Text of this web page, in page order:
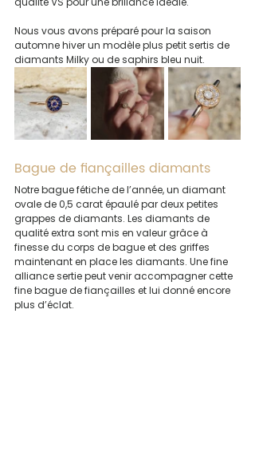
Nous vous avons préparé pour la saison
automne hiver un modèle plus petit sertis de
diamants Milky ou de saphirs bleu nuit.
Bague de fiançailles diamants
Notre bague fétiche de l’année, un diamant
ovale de 0,5 carat épaulé par deux petites
grappes de diamants. Les diamants de
qualité extra sont mis en valeur grâce à
finesse du corps de bague et des griffes
maintenant en place les diamants. Une fine
alliance sertie peut venir accompagner cette
fine bague de fiançailles et lui donné encore
plus d’éclat.